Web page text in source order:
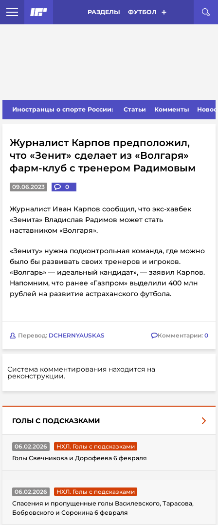
РАЗДЕЛЫ ФУТБОЛ
Иностранцы о спорте России: Статьи Комменты
Журналист Карпов предположил,
что «Зенит» сделает из «Волгаря»
фарм-клуб с тренером Радимовым
09.06.2023 0
Журналист Иван Карпов сообщил, что экс-хавбек
«Зенита» Владислав Радимов может стать
наставником «Волгаря».
«Зениту» нужна подконтрольная команда, где можно
было бы развивать своих тренеров и игроков.
«Волгарь» — идеальный кандидат», — заявил Карпов.
Напомним, что ранее «Газпром» выделили 400 млн
рублей на развитие астраханского футбола.
Перевод: DCHERNYAUSKAS Комментарии: 0
Система комментирования находится на
реконструкции.
ГОЛЫ С ПОДСКАЗКАМИ
06.02.2026
НХЛ. Голы с подсказками
Голы Свечникова и Дорофеева 6 февраля
06.02.2026
НХЛ. Голы с подсказками
Спасения и пропущенные голы Василевского, Тарасова,
Бобровского и Сорокина 6 февраля